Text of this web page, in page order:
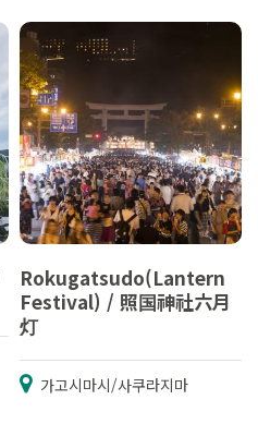
Rokugatsudo(Lantern
Festival) / 照国神社六月
灯
가고시마시/사쿠라지마